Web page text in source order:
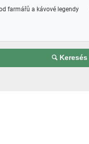
farmářů a kávové legendy
Keresés